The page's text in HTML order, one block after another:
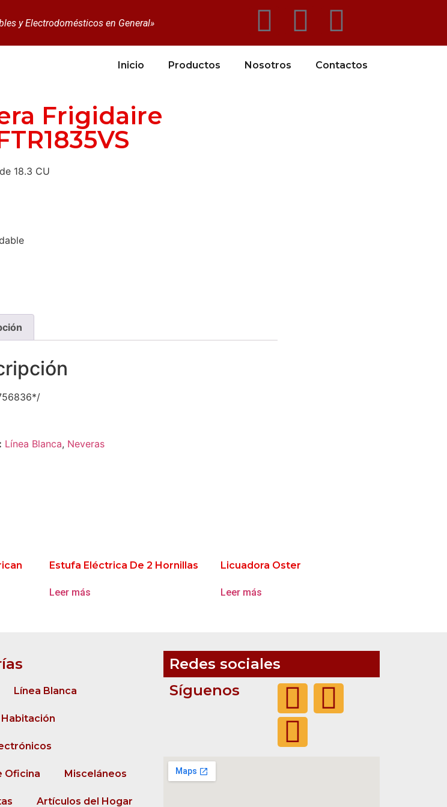
y Electrodomésticos en General»
Inicio Productos Nosotros Contactos
Frigidaire
18.3 CU
Línea Blanca, Neveras
Estufa Eléctrica De 2 Hornillas
Leer más
Licuadora Oster
Leer más
Línea Blanca
Oficina Misceláneos
Artículos del Hogar
Redes sociales
Síguenos